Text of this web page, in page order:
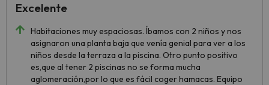
Habitaciones muy espaciosas. Íbamos con 2 niños y nos
asignaron una planta baja que venía genial para ver a los
niños desde la terraza a la piscina. Otro punto positivo
es,que al tener 2 piscinas no se forma mucha
aglomeración,por lo que es fácil coger hamacas. Equipo
Excelente